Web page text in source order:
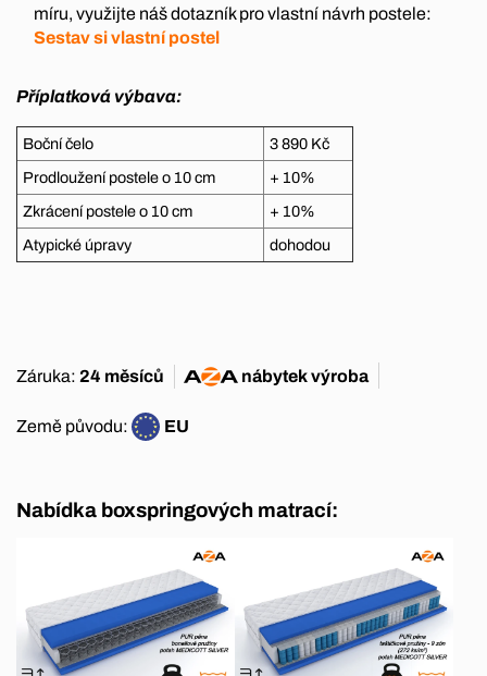
míru, využijte náš dotazník pro vlastní návrh postele:
Sestav si vlastní postel
Příplatková výbava:
Boční čelo
3 890 Kč
Prodloužení postele o 10 cm
+ 10%
Zkrácení postele o 10 cm
+ 10%
Atypické úpravy
dohodou
Záruka: 24 měsíců nábytekvýroba
Země původu: EU
Nabídka boxspringových matrací: